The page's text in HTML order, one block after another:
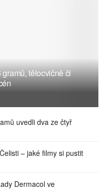
tělocvičně či
uvedli dva ze čtyř
– jaké filmy si pustit
Dermacol ve